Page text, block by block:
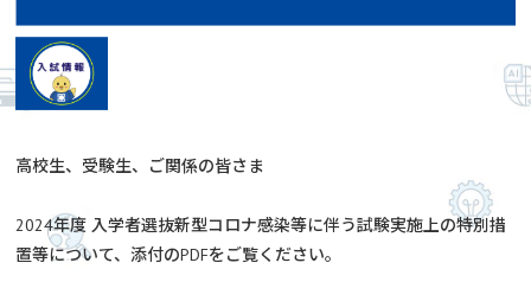
高校生、受験生、ご関係の皆さま
2024年度 入学者選抜新型コロナ感染等に伴う試験実施上の特別措
置等について、添付のPDFをご覧ください。